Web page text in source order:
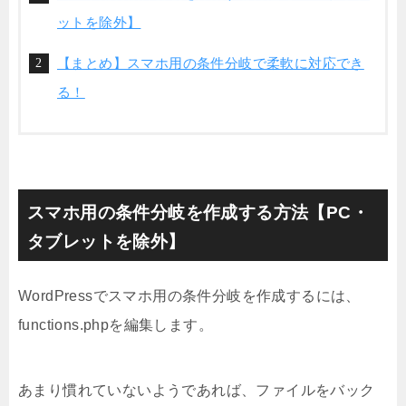
ットを除外】
【まとめ】スマホ用の条件分岐で柔軟に対応でき
る！
スマホ用の条件分岐を作成する方法【PC・
タブレットを除外】
WordPressでスマホ用の条件分岐を作成するには、
functions.phpを編集します。
あまり慣れていないようであれば、ファイルをバック